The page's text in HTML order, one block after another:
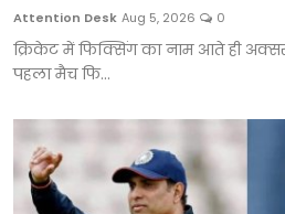
Attention Desk Aug 5, 2026 0
क्रिकेट में फिक्सिंग का नाम आते ही
पहला मैच फि...